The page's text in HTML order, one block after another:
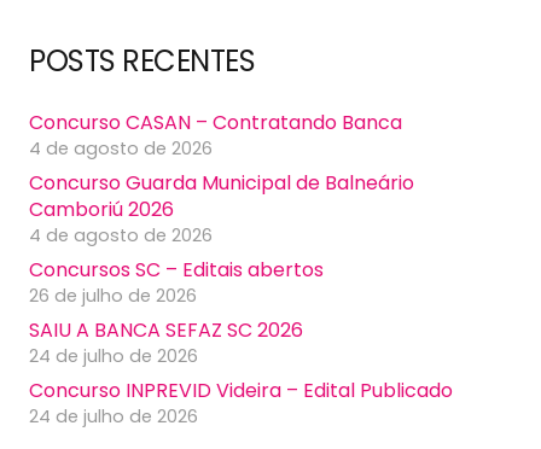
POSTS RECENTES
Concurso CASAN – Contratando Banca
4 de agosto de 2026
Concurso Guarda Municipal de Balneário
Camboriú 2026
4 de agosto de 2026
Concursos SC – Editais abertos
26 de julho de 2026
SAIU A BANCA SEFAZ SC 2026
24 de julho de 2026
Concurso INPREVID Videira – Edital Publicado
24 de julho de 2026